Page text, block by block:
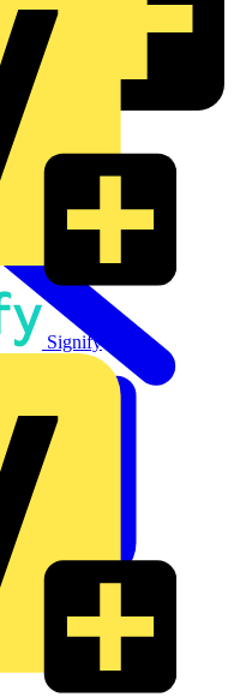
Signify